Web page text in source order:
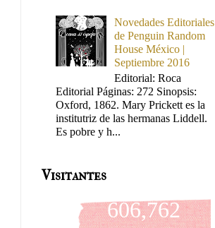
Novedades Editoriales
de Penguin Random
House México |
Septiembre 2016
Editorial: Roca
Editorial Páginas: 272 Sinopsis:
Oxford, 1862. Mary Prickett es la
institutriz de las hermanas Liddell.
Es pobre y h...
Visitantes
606,762